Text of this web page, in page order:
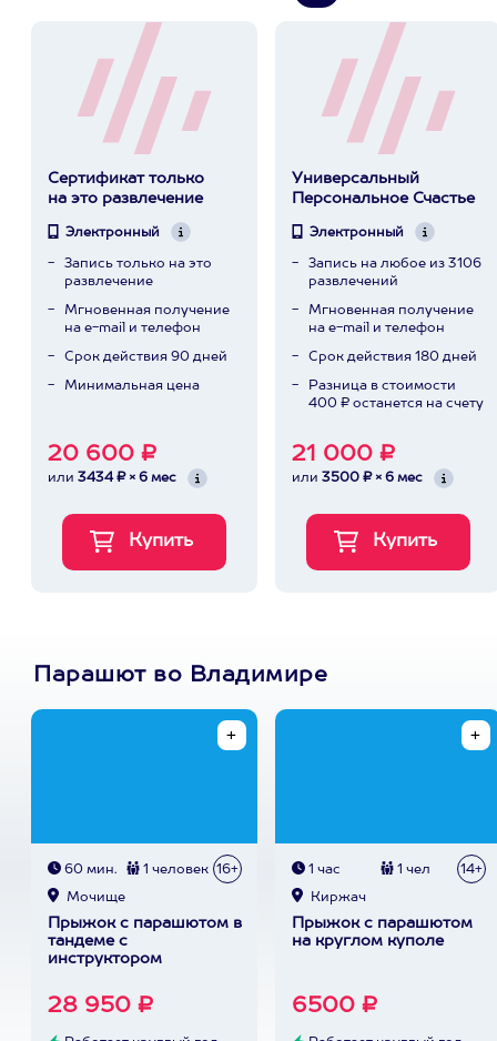
Сертификат только
на это развлечение
Электронный
Запись только на это
развлечение
Мгновенная получение
на e-mail и телефон
Срок действия 90 дней
Минимальная цена
20 600 ₽
или 3434 ₽ × 6 мес
Универсальный
Персональное Счастье
Электронный
Запись на любое из 3106
развлечений
Мгновенная получение
на e-mail и телефон
Срок действия 180 дней
Разница в стоимости
400 ₽ останется на счету
21 000 ₽
или 3500 ₽ × 6 мес
Парашют во Владимире
60 мин. 1 человек 16+
Мочище
Прыжок с парашютом в
тандеме с
инструктором
28 950 ₽
1 час 1 чел 14+
Киржач
Прыжок с парашютом
на круглом куполе
6500 ₽